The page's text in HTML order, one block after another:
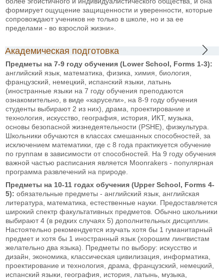
формирует ощущение защищенности и уверенности, которые
сопровождают учеников не только в школе, но и за ее
пределами - во взрослой жизни».
Академическая подготовка
Предметы на 7-9 году обучения (Lower School, Forms 1-3):
английский язык, математика, физика, химия, биология,
французский, немецкий, испанский языки, латынь
(иностранные языки на 7 году обучения преподаются
ознакомительно, в виде «карусели», на 8-9 году обучения
студенты выбирают 2 из них), драма, проектирование и
технология, искусство, география, история, ИКТ, музыка,
основы безопасной жизнедеятельности (PSHE), физкультура.
Школьники обучаются в классах смешанных способностей, за
исключением математики, где с 8 года практикуется обучение
по группам в зависимости от способностей. На 9 году обучения
важной частью расписания является Moonrakers - популярная
программа развлечений на природе.
Предметы на 10-11 годах обучения (Upper School, Forms 4-
5): обязательные предметы - английский язык, английская
литература, математика, естественные науки. Предоставляется
широкий спектр факультативных предметов. Обычно школьники
выбирают 4 (в редких случаях 5) дополнительных дисциплин.
Настоятельно рекомендуется изучать хотя бы 1 гуманитарный
предмет и хотя бы 1 иностранный язык (хорошим лингвистам
желательно два языка). Предметы по выбору: искусство и
дизайн, экономика, классическая цивилизация, информатика,
проектирование и технология, драма, французский, немецкий,
испанский языки, география, история, латынь, музыка,